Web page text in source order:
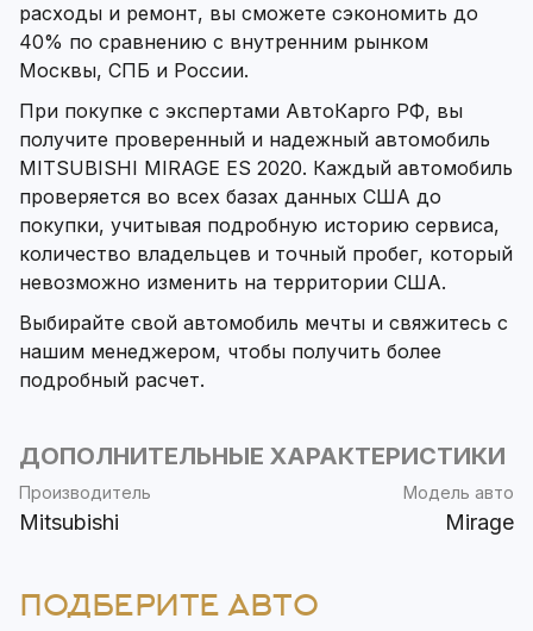
расходы и ремонт, вы сможете сэкономить до
40% по сравнению с внутренним рынком
Москвы, СПБ и России.
При покупке с экспертами АвтоКарго РФ, вы
получите проверенный и надежный автомобиль
MITSUBISHI MIRAGE ES 2020. Каждый автомобиль
проверяется во всех базах данных США до
покупки, учитывая подробную историю сервиса,
количество владельцев и точный пробег, который
невозможно изменить на территории США.
Выбирайте свой автомобиль мечты и свяжитесь с
нашим менеджером, чтобы получить более
подробный расчет.
ДОПОЛНИТЕЛЬНЫЕ ХАРАКТЕРИСТИКИ
Производитель
Mitsubishi
Модель авто
Mirage
ПОДБЕРИТЕ АВТО